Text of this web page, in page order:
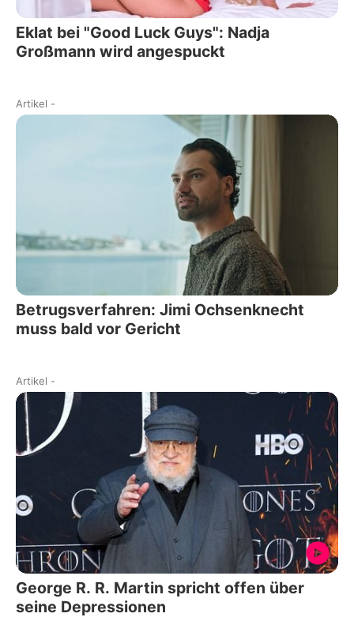
Eklat bei "Good Luck Guys": Nadja
Großmann wird angespuckt
Artikel -
Betrugsverfahren: Jimi Ochsenknecht
muss bald vor Gericht
Artikel -
George R. R. Martin spricht offen über
seine Depressionen